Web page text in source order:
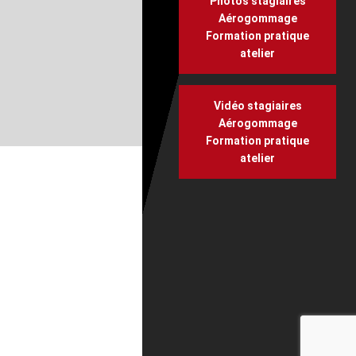
Aérogommage
Formation pratique
atelier
Vidéo stagiaires
Aérogommage
Formation pratique
atelier